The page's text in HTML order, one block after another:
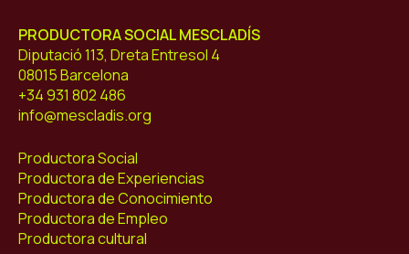
PRODUCTORA SOCIAL MESCLADÍS
Diputació 113, Dreta Entresol 4
08015 Barcelona
+34 931 802 486
info@mescladis.org
Productora Social
Productora de Experiencias
Productora de Conocimiento
Productora de Empleo
Productora cultural